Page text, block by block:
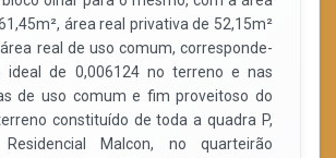
área real privativa de 52,15m²
real de uso comum, corresponde-
ideal de 0,006124 no terreno e nas
de uso comum e fim proveitoso do
constituído de toda a quadra P,
Malcon, no quarteirão